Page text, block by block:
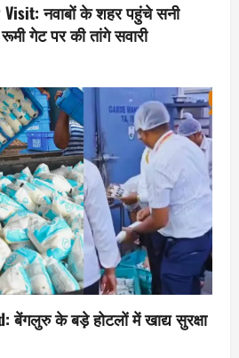
Visit: नवाबों के शहर पहुंचे सनी
गेट पर की तांगे सवारी
बेंगलुरु के बड़े होटलों में खाद्य सुरक्षा